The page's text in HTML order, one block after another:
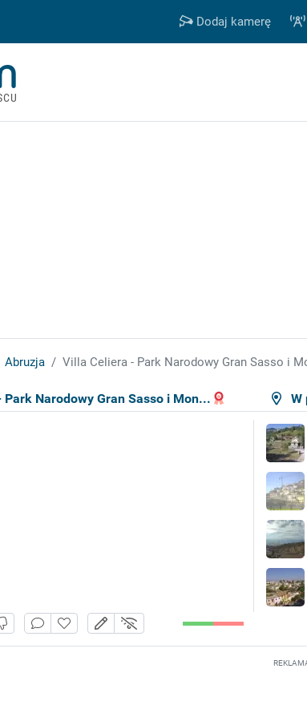
Dodaj kamerę
Abruzja Villa Celiera - Park Narodowy Gran Sasso i
W
Park Narodowy Gran Sasso i Mon...